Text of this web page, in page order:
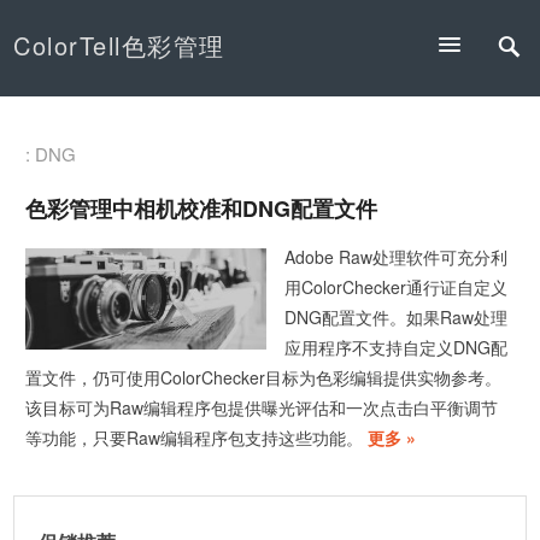
ColorTell色彩管理
: DNG
色彩管理中相机校准和DNG配置文件
Adobe Raw处理软件可充分利
用ColorChecker通行证自定义
DNG配置文件。如果Raw处理
应用程序不支持自定义DNG配
置文件，仍可使用ColorChecker目标为色彩编辑提供实物参考。
该目标可为Raw编辑程序包提供曝光评估和一次点击白平衡调节
等功能，只要Raw编辑程序包支持这些功能。
更多 »